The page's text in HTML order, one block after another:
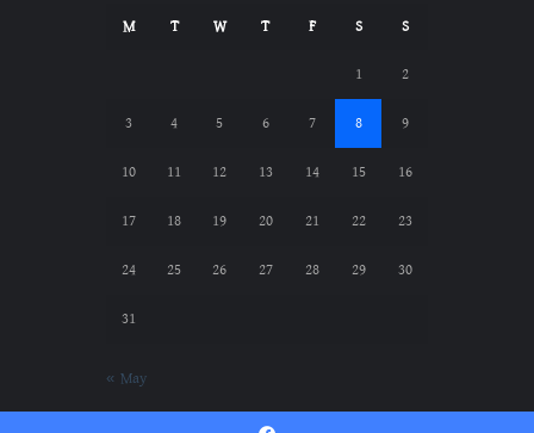
M T W T F S S
1 2
3 4 5 6 7 8 9
10 11 12 13 14 15 16
17 18 19 20 21 22 23
24 25 26 27 28 29 30
31
« May